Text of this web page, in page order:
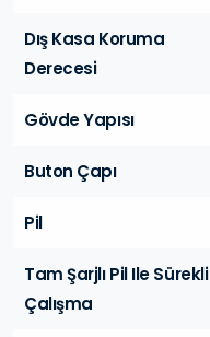
Dış Kasa Koruma
Derecesi
Gövde Yapısı
Buton Çapı
Pil
Tam Şarjlı Pil Ile Sürekli
Çalışma